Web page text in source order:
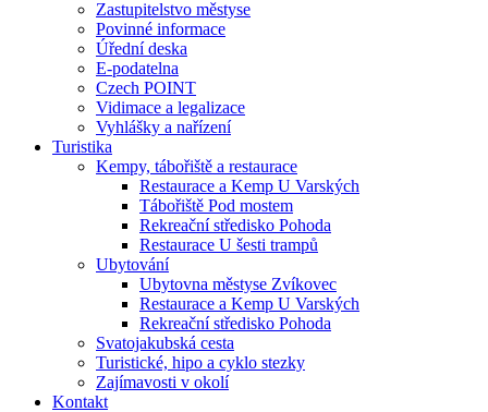
Zastupitelstvo městyse
Povinné informace
Úřední deska
E-podatelna
Czech POINT
Vidimace a legalizace
Vyhlášky a nařízení
Turistika
Kempy, tábořiště a restaurace
Restaurace a Kemp U Varských
Tábořiště Pod mostem
Rekreační středisko Pohoda
Restaurace U šesti trampů
Ubytování
Ubytovna městyse Zvíkovec
Restaurace a Kemp U Varských
Rekreační středisko Pohoda
Svatojakubská cesta
Turistické, hipo a cyklo stezky
Zajímavosti v okolí
Kontakt